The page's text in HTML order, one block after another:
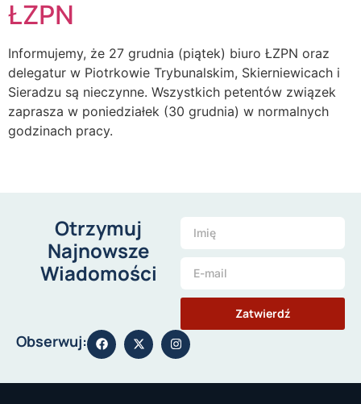
ŁZPN
Informujemy, że 27 grudnia (piątek) biuro ŁZPN oraz
delegatur w Piotrkowie Trybunalskim, Skierniewicach i
Sieradzu są nieczynne. Wszystkich petentów związek
zaprasza w poniedziałek (30 grudnia) w normalnych
godzinach pracy.
Otrzymuj
Najnowsze
Wiadomości
Zatwierdź
Obserwuj: